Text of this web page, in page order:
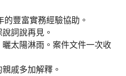
豐富實務經驗協助。
詞說再見。
太陽淋雨。案件文件一次收
戚多加解釋。